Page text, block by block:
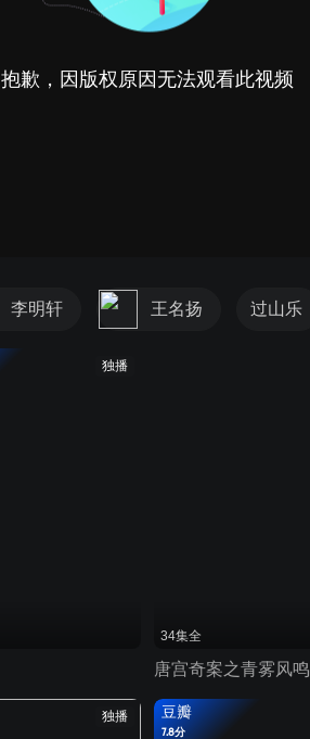
抱歉，因版权原因无法观看此视频
李明轩 王名扬 过山乐
独播
34集全
唐宫奇案之青雾风鸣
独播 豆瓣
7.8分